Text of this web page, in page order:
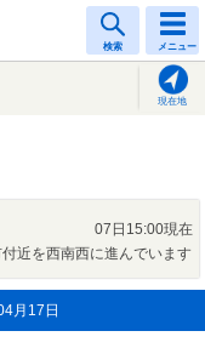
検索 メニュー
現在地
07日15:00現在
近を西南西に進んでいます
月17日